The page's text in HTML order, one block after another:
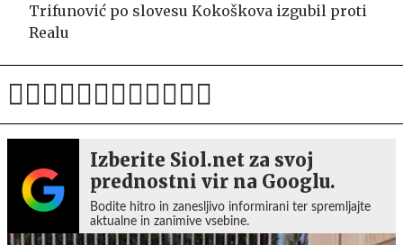
Trifunović po slovesu Kokoškova izgubil proti
Realu
Izberite Siol.net za svoj
prednostni vir na Googlu.
Bodite hitro in zanesljivo informirani ter spremljajte
aktualne in zanimive vsebine.